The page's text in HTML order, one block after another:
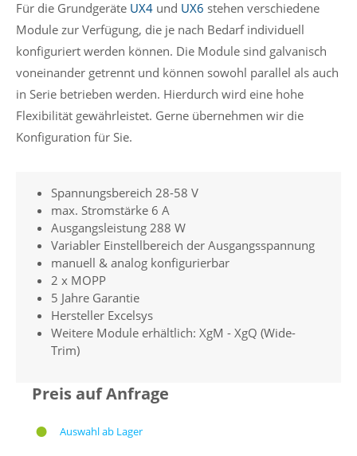
Für die Grundgeräte UX4 und UX6 stehen verschiedene
Module zur Verfügung, die je nach Bedarf individuell
konfiguriert werden können. Die Module sind galvanisch
voneinander getrennt und können sowohl parallel als auch
in Serie betrieben werden. Hierdurch wird eine hohe
Flexibilität gewährleistet. Gerne übernehmen wir die
Konfiguration für Sie.
Spannungsbereich 28-58 V
max. Stromstärke 6 A
Ausgangsleistung 288 W
Variabler Einstellbereich der Ausgangsspannung
manuell & analog konfigurierbar
2 x MOPP
5 Jahre Garantie
Hersteller Excelsys
Weitere Module erhältlich: XgM - XgQ (Wide-
Trim)
Preis auf Anfrage
Auswahl ab Lager